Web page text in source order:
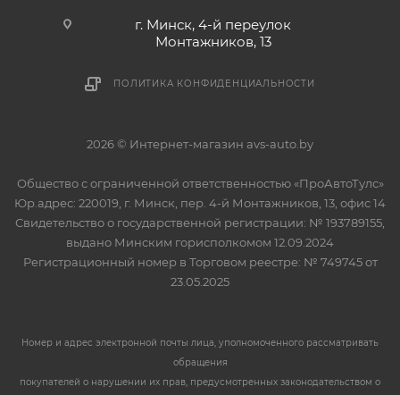
г. Минск, 4-й переулок
Монтажников, 13
ПОЛИТИКА КОНФИДЕНЦИАЛЬНОСТИ
2026 © Интернет-магазин avs-auto.by
Общество с ограниченной ответственностью «ПроАвтоТулс»
Юр.адрес: 220019, г. Минск, пер. 4-й Монтажников, 13, офис 14
Свидетельство о государственной регистрации: № 193789155,
выдано Минским горисполкомом 12.09.2024
Регистрационный номер в Торговом реестре: № 749745 от
23.05.2025
Номер и адрес электронной почты лица, уполномоченного рассматривать
обращения
покупателей о нарушении их прав, предусмотренных законодательством о